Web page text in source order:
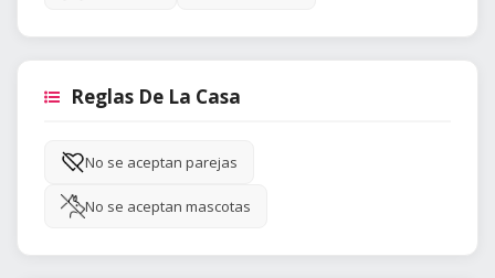
Reglas De La Casa
No se aceptan parejas
No se aceptan mascotas